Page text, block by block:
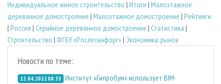
Индивидуальное жилое строительство | Итоги | Малоэтажное
деревянное домостроение | Малоэтажное домостроение | Рейтинги
| Россия | Серийное деревянное домостроение | Статистика |
Строительство | ФГБУ «Рослесинфорг»| Экономика, рынок
Новости по теме:
12.04.2022 08:33 Институт «Гипробум» использует BIM-